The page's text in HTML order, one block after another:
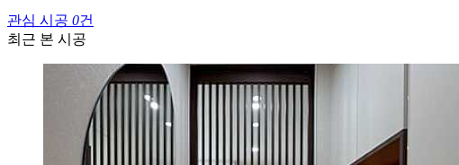
관심 시공 0건
최근 본 시공